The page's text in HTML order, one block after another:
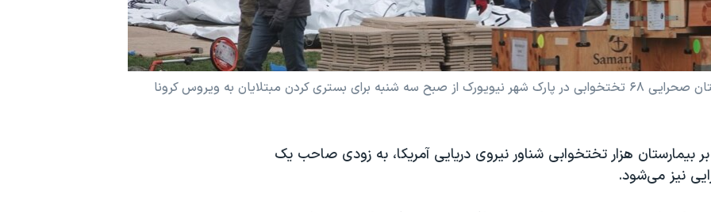
پیمانکاران به سرعت تلاش می‌کنند که بیمارستان صحرایی ۶۸ تختخوابی در پارک شهر نیویورک از صبح سه شنبه برای بستری کردن مبتلایان به ویروس کرونا
بیمارستان هزار تختخوابی شناور نیروی دریایی آمریکا، به زودی صاحب یک
نیز می‌شود.